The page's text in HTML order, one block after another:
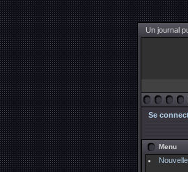
Un journal
Se
Menu